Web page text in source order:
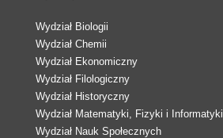
Wydział Biologii
Wydział Chemii
Wydział Ekonomiczny
Wydział Filologiczny
Wydział Historyczny
Wydział Matematyki, Fizyki i Informatyki
Wydział Nauk Społecznych